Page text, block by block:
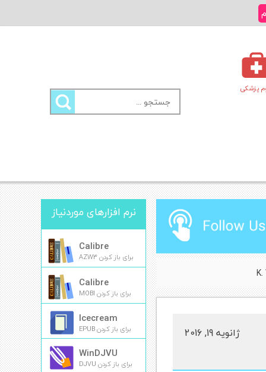
پزشکی
جستجو
برای:
ژانویه 19, 2016
نرم افزارهای موردنیاز
Calibre
برای باز کردن AZW3
Calibre
برای باز کردن MOBI
Icecream
برای باز کردن EPUB
WinDJVU
برای باز کردن DJVU